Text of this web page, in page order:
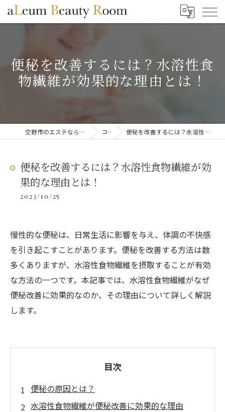
便秘を改善するには？水溶性食
物繊維が効果的な理由とは！
交野市のエステならaLeum Beauty Room コラム 便秘を改善するには？水溶性食物繊維が効果的な理由とは！
便秘を改善するには？水溶性食物繊維が効
果的な理由とは！
2023/10/25
慢性的な便秘は、日常生活に影響を与え、体調の不快感
を引き起こすことがあります。便秘を改善する方法は数
多くありますが、水溶性食物繊維を摂取することが有効
な方法の一つです。本記事では、水溶性食物繊維がなぜ
便秘改善に効果的なのか、その理由について詳しく解説
します。
目次
便秘の原因とは？
水溶性食物繊維が便秘改善に効果的な理由